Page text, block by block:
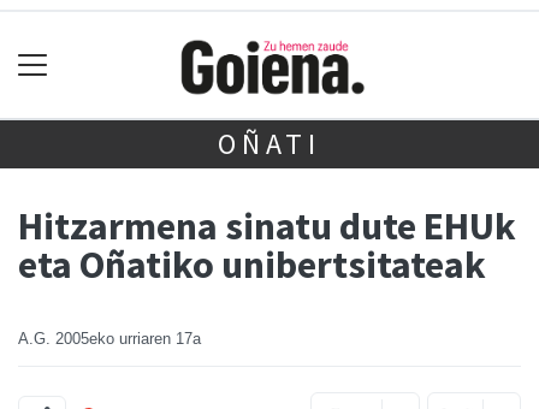
OÑATI
Hitzarmena sinatu dute EHUk
eta Oñatiko unibertsitateak
A.G. 2005eko urriaren 17a